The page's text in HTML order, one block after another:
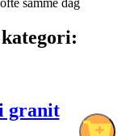
samme dag
granit